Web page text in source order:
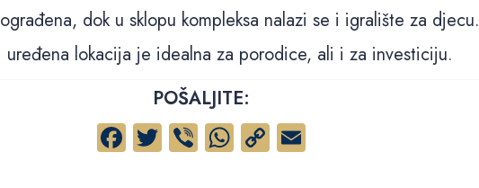
dok u sklopu kompleksa nalazi se i igralište za djecu.
uređena lokacija je idealna za porodice, ali i za investiciju.
POŠALJITE:
Facebook
Twitter
ViberWhatsApp
Copy
Link